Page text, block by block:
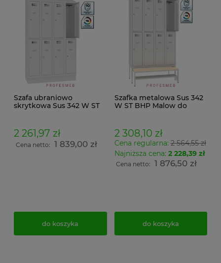
Szafa ubraniowo
skrytkowa Sus 342 W ST
na cokole z daszkiem
skośnym wymiar
214x120x50cm
2 261,97 zł
Cena netto: 1 839,00 zł
do koszyka
Szafka metalowa Sus 342
W ST BHP Malow do
ławeczce wysuwanej Pw
431 półką na buty wymiar
219x120x74,5cm
2 308,10 zł
Cena regularna:2 564,55 zł
Najniższa cena: 2 228,39 zł
Cena netto: 1 876,50 zł
do koszyka